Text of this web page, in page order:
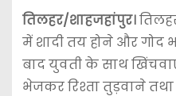
तिलहर/शाहजहांपुर।
में शादी तय होने और गोद
बाद युवती के साथ
भेजकर रिश्ता तुड़वाने